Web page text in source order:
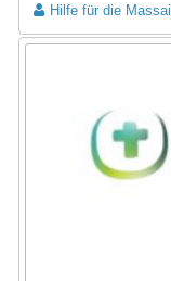
Hilfe für die Massai